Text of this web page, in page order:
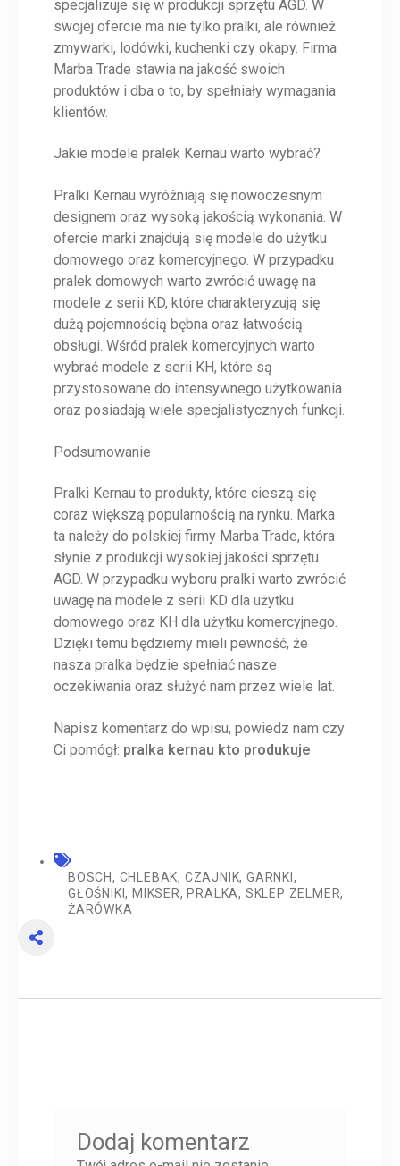
specjalizuje się w produkcji sprzętu AGD. W
swojej ofercie ma nie tylko pralki, ale również
zmywarki, lodówki, kuchenki czy okapy. Firma
Marba Trade stawia na jakość swoich
produktów i dba o to, by spełniały wymagania
klientów.
Jakie modele pralek Kernau warto wybrać?
Pralki Kernau wyróżniają się nowoczesnym
designem oraz wysoką jakością wykonania. W
ofercie marki znajdują się modele do użytku
domowego oraz komercyjnego. W przypadku
pralek domowych warto zwrócić uwagę na
modele z serii KD, które charakteryzują się
dużą pojemnością bębna oraz łatwością
obsługi. Wśród pralek komercyjnych warto
wybrać modele z serii KH, które są
przystosowane do intensywnego użytkowania
oraz posiadają wiele specjalistycznych funkcji.
Podsumowanie
Pralki Kernau to produkty, które cieszą się
coraz większą popularnością na rynku. Marka
ta należy do polskiej firmy Marba Trade, która
słynie z produkcji wysokiej jakości sprzętu
AGD. W przypadku wyboru pralki warto zwrócić
uwagę na modele z serii KD dla użytku
domowego oraz KH dla użytku komercyjnego.
Dzięki temu będziemy mieli pewność, że
nasza pralka będzie spełniać nasze
oczekiwania oraz służyć nam przez wiele lat.
Napisz komentarz do wpisu, powiedz nam czy
Ci pomógł: pralka kernau kto produkuje
BOSCH, CHLEBAK, CZAJNIK,GARNKI,
GŁOŚNIKI,MIKSER,PRALKA, SKLEP ZELMER,
ŻARÓWKA
Dodaj komentarz